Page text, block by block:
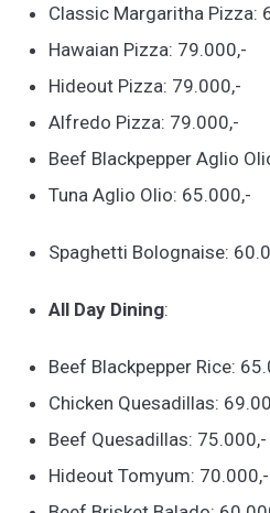
Classic Margaritha Pizza:
Hawaian Pizza: 79.000,-
Hideout Pizza: 79.000,-
Alfredo Pizza: 79.000,-
Beef Blackpepper Aglio
Tuna Aglio Olio: 65.000,-
Spaghetti Bolognaise:
All Day Dining:
Beef Blackpepper Rice:
Chicken Quesadillas:
Beef Quesadillas: 75.000,-
Hideout Tomyum: 70.000,-